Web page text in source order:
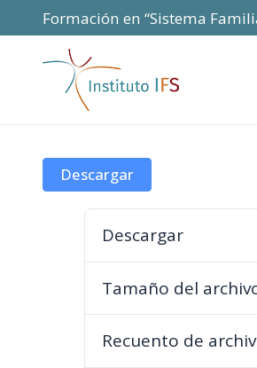
Formación en “Sistema
Descargar
Descargar
Tamaño del
Recuento de